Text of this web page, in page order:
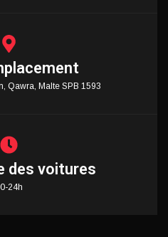
Qawra, Malte SPB 1593
des voitures
24h